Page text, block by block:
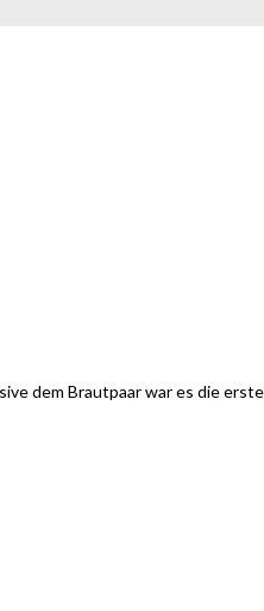
dem Brautpaar war es die